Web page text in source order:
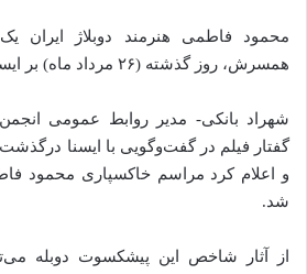
محمود فاطمی هنرمند دوبلاژ
همسرش، روز گذشته (۲۶ مرداد ماه) بر ایست قلبی از دنیا رفت.
شهراد بانکی- مدیر روابط عمومی
گفتار فیلم در گفت‌وگویی با ایسنا درگذشت
و اعلام کرد مراسم خاکسپاری محمود
شد.
از آثار شاخص این پیشکسوت دوبله